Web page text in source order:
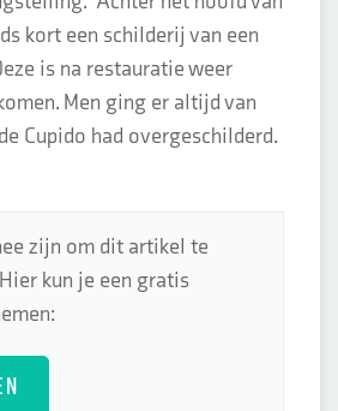
kort een schilderij van een
is na restauratie weer
Men ging er altijd van
Cupido had overgeschilderd.
zijn om dit artikel te
kun je een gratis